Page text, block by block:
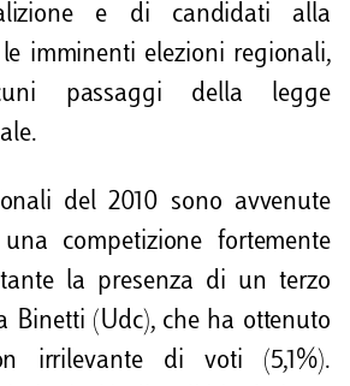
e di candidati alla
imminenti elezioni regionali,
passaggi della legge
del 2010 sono avvenute
competizione fortemente
la presenza di un terzo
Binetti (Udc), che ha ottenuto
irrilevante di voti (5,1%).